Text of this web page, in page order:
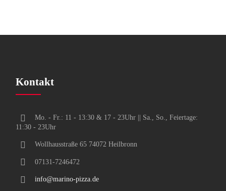
Kontakt
Mo. - Fr.: 11 - 13:30 & 17 - 23Uhr || Sa., So., Feiertage:
11:30 - 23Uhr
Wollhausstraße 65 74072 Heilbronn
07131-7246472
info@marino-pizza.de